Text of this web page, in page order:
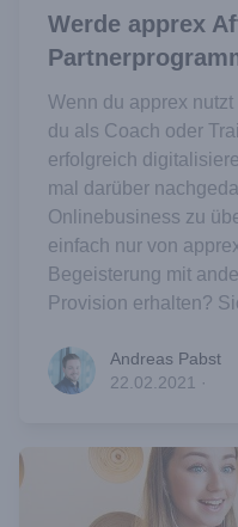
Werde apprex
Wenn du apprex
du als Coach oder
erfolgreich
mal darüber
Onlinebusiness zu
einfach nur von
Begeisterung mit
Provision erhalten?
Andreas Pabst
Andreas Pabst
22.02.2021 ·